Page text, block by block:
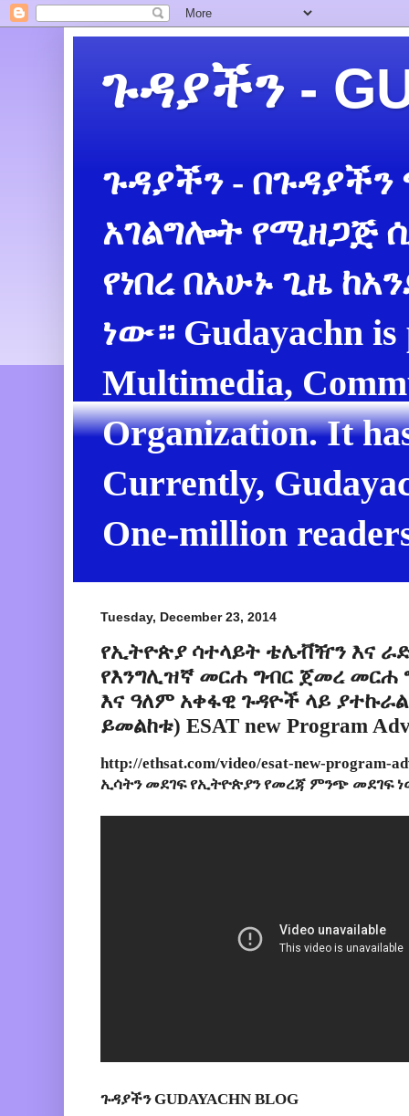
ጉዳያችን -
ጉዳያችን -
አገልግሎት የሚዘጋጅ
የነበረ በአሁኑ ጊዜ
ነው። Gudayachn is
Multimedia,
Organization. It
Currently,
One-million
Tuesday, December 23, 2014
የኢትዮጵያ ሳተላይት ቴሌቭዥን እና
የእንግሊዝኛ መርሐ ግብር ጀመረ መርሐ
እና ዓለም አቀፋዊ ጉዳዮች ላይ
ይመልከቱ) ESAT new Program
http://ethsat.com/video/esat-new-program-
ኢሳትን መደገፍ የኢትዮጵያን የመረጃ ምንጭ መደገፍ
ጉዳያችን GUDAYACHN BLOG